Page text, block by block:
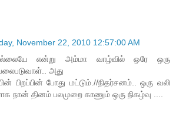
November 22, 2010 12:57:00 AM
என்று அம்மா வாழ்வில் ஒரே ஒரு
அது
பிறப்பின் போது மட்டும்.//நிதர்சனம்.. ஒரு வலி
நான் தினம் பலமுறை காணும் ஒரு நிகழ்வு ....